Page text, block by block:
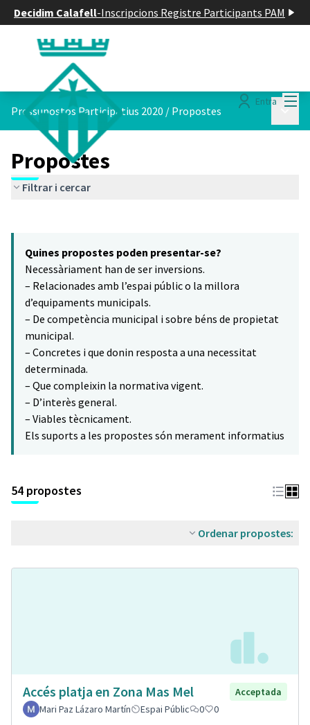
Decidim Calafell-Inscripcions Registre Participants PAM
Entra
Pressupostos Participatius 2020 / Propostes
Propostes
Filtrar i cercar
−
Quines propostes poden presentar-se?
Necessàriament han de ser inversions.
– Relacionades amb l’espai públic o la millora
d’equipaments municipals.
– De competència municipal i sobre béns de propietat
municipal.
– Concretes i que donin resposta a una necessitat
determinada.
– Que compleixin la normativa vigent.
– D’interès general.
– Viables tècnicament.
Els suports a les propostes són merament informatius
54 propostes
Ordenar propostes:
Accés platja en Zona Mas Mel
Acceptada
Mari Paz Lázaro Martín
Espai Públic 0 0